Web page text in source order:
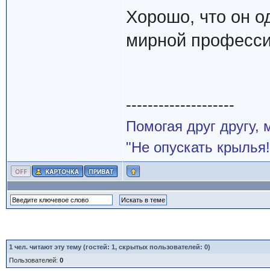
Хорошо, что он
мирной
--------------------
Помогая друг
"Не опускать
1 чел. читают эту тему (гостей: 1, скрытых пользователей: 0)
Пользователей: 0